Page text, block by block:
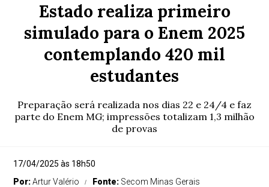
Estado realiza primeiro
simulado para o Enem 2025
contemplando 420 mil
estudantes
Preparação será realizada nos dias 22 e 24/4 e faz
parte do Enem MG; impressões totalizam 1,3 milhão
de provas
17/04/2025 às 18h50
Por:Artur Valério Fonte: Secom Minas Gerais